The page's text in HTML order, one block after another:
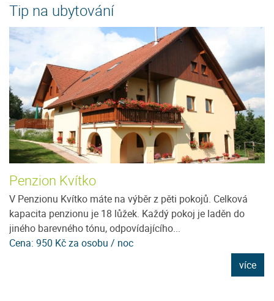
Tip na ubytování
Penzion Kvítko
V Penzionu Kvítko máte na výběr z pěti pokojů. Celková
kapacita penzionu je 18 lůžek. Každý pokoj je laděn do
jiného barevného tónu, odpovídajícího...
Cena: 950 Kč za osobu / noc
více